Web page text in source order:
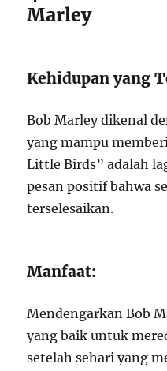
Marley
Kehidupan yang
Bob Marley dikenal
yang mampu
Little Birds” adalah
pesan positif bahwa
terselesaikan.
Manfaat:
Mendengarkan Bob
yang baik untuk
setelah sehari yang